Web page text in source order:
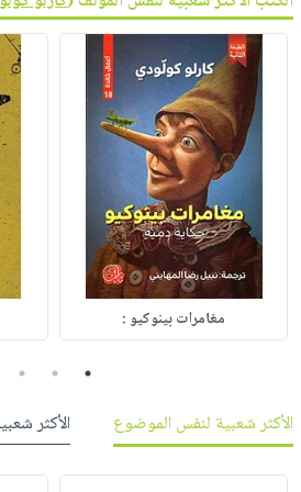
مغامرات بينوكيو :
1
2
3
الأكثر شعبية لنفس الموضوع
الأكثر